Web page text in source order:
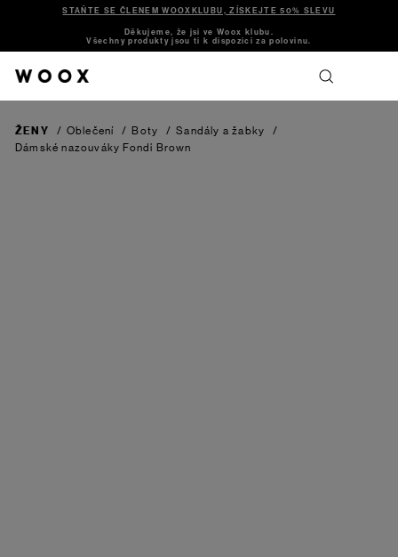
STAŇTE SE ČLENEM WOOXKLUBU, ZÍSKEJTE 50% SLEVU
Děkujeme, že jsi ve Woox klubu.
Všechny produkty jsou ti k dispozici za polovinu.
ŽENY / Oblečení / Boty / Sandály a žabky
/
Dámské nazouváky Fondi Brown